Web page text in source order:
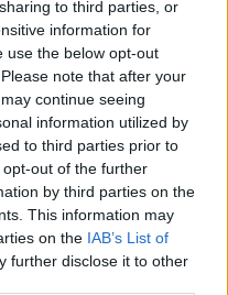
to third parties, or
information for
use the below opt-out
note that after your
continue seeing
information utilized by
to third parties prior to
out of the further
by third parties on the
This information may
on the IAB’s List of
further disclose it to other
έχουν